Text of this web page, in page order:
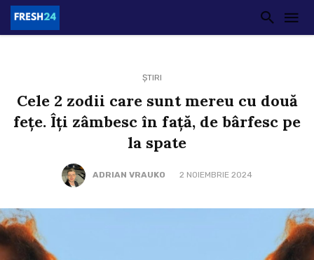
ȘTIRI
Cele 2 zodii care sunt mereu cu două
fețe. Îți zâmbesc în față, de bârfesc pe
la spate
ADRIAN VRAUKO 2 NOIEMBRIE 2024